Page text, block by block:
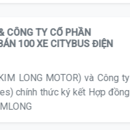
CÔNG TY CỔ PHẦN
100 XE CITYBUS ĐIỆN
LONG MOTOR) và Công ty
chính thức ký kết Hợp đồng